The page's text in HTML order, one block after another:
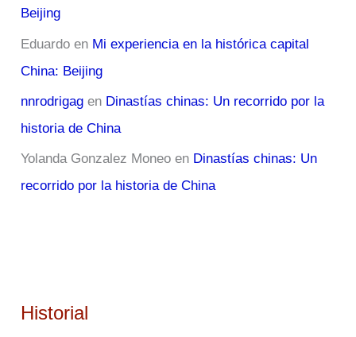
Beijing
Eduardo en Mi experiencia en la histórica capital
China: Beijing
nnrodrigag en Dinastías chinas: Un recorrido por la
historia de China
Yolanda Gonzalez Moneo en Dinastías chinas: Un
recorrido por la historia de China
Historial